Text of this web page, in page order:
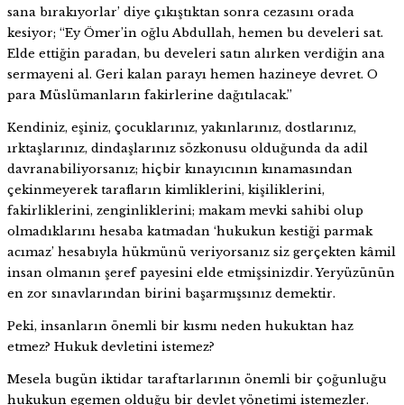
sana bırakıyorlar’ diye çıkıştıktan sonra cezasını orada
kesiyor; “Ey Ömer’in oğlu Abdullah, hemen bu develeri sat.
Elde ettiğin paradan, bu develeri satın alırken verdiğin ana
sermayeni al. Geri kalan parayı hemen hazineye devret. O
para Müslümanların fakirlerine dağıtılacak.”
Kendiniz, eşiniz, çocuklarınız, yakınlarınız, dostlarınız,
ırktaşlarınız, dindaşlarınız sözkonusu olduğunda da adil
davranabiliyorsanız; hiçbir kınayıcının kınamasından
çekinmeyerek tarafların kimliklerini, kişiliklerini,
fakirliklerini, zenginliklerini; makam mevki sahibi olup
olmadıklarını hesaba katmadan ‘hukukun kestiği parmak
acımaz’ hesabıyla hükmünü veriyorsanız siz gerçekten kâmil
insan olmanın şeref payesini elde etmişsinizdir. Yeryüzünün
en zor sınavlarından birini başarmışsınız demektir.
Peki, insanların önemli bir kısmı neden hukuktan haz
etmez? Hukuk devletini istemez?
Mesela bugün iktidar taraftarlarının önemli bir çoğunluğu
hukukun egemen olduğu bir devlet yönetimi istemezler.